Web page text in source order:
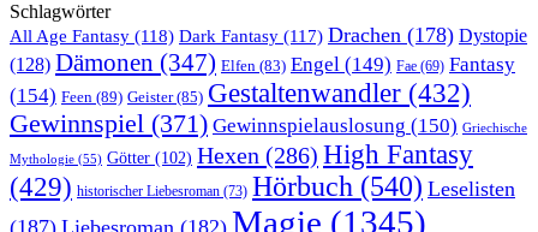
Schlagwörter
All Age Fantasy (118) Dark Fantasy (117) Drachen (178) Dystopie
(128) Dämonen (347) Elfen (83) Engel (149) Fae (69) Fantasy
(154) Feen (89) Geister(85) Gestaltenwandler (432)
Gewinnspiel (371) Gewinnspielauslosung (150) Griechische
Mythologie (55) Götter (102) Hexen (286) High Fantasy
(429) historischer Liebesroman (73) Hörbuch (540) Leselisten
Magie (1345)